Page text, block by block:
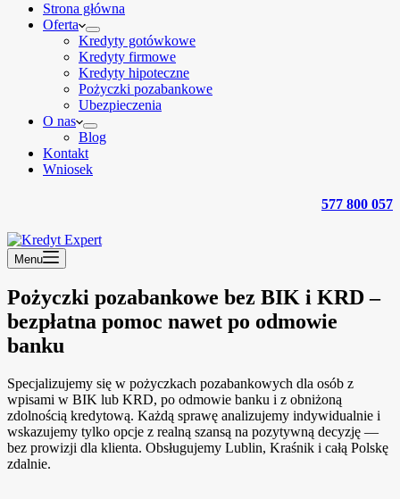
Strona główna
Oferta
Kredyty gotówkowe
Kredyty firmowe
Kredyty hipoteczne
Pożyczki pozabankowe
Ubezpieczenia
O nas
Blog
Kontakt
Wniosek
577 800 057
Menu
Pożyczki pozabankowe bez BIK i KRD –
bezpłatna pomoc nawet po odmowie
banku
Specjalizujemy się w pożyczkach pozabankowych dla osób z
wpisami w BIK lub KRD, po odmowie banku i z obniżoną
zdolnością kredytową. Każdą sprawę analizujemy indywidualnie i
wskazujemy tylko opcje z realną szansą na pozytywną decyzję —
bez prowizji dla klienta. Obsługujemy Lublin, Kraśnik i całą Polskę
zdalnie.